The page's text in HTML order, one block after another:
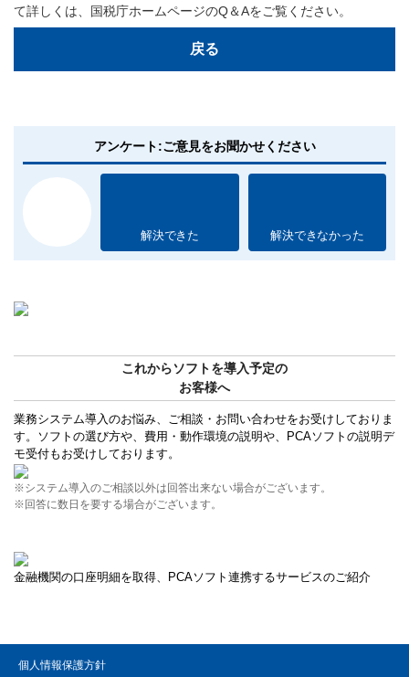
て詳しくは、国税庁ホームページのQ＆Aをご覧ください。
戻る
アンケート:ご意見をお聞かせください
解決できた 解決できなかった
これからソフトを導入予定の
お客様へ
業務システム導入のお悩み、ご相談・お問い合わせをお受けしておりま
す。ソフトの選び方や、費用・動作環境の説明や、PCAソフトの説明デ
モ受付もお受けしております。
※システム導入のご相談以外は回答出来ない場合がございます。
※回答に数日を要する場合がございます。
金融機関の口座明細を取得、PCAソフト連携するサービスのご紹介
個人情報保護方針